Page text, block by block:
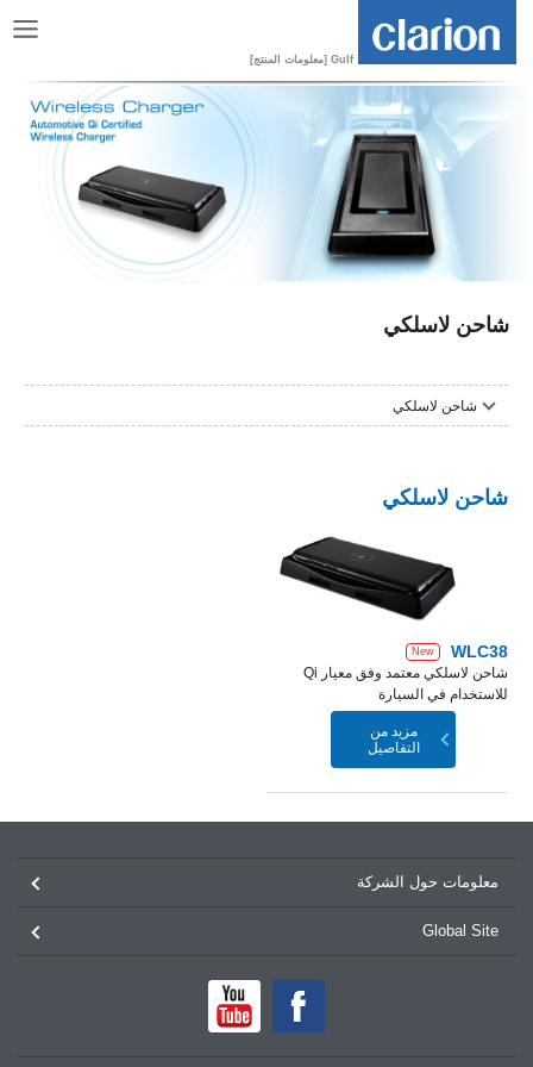
Gulf [معلومات المنتج]
شاحن لاسلكي
شاحن لاسلكي
شاحن لاسلكي
WLC38
New
شاحن لاسلكي معتمد وفق معيار Qi
للاستخدام في السيارة
مزيد من
التفاصيل
معلومات حول الشركة
Global Site